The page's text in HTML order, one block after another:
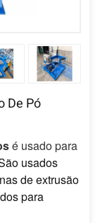
De Pó
é usado para
usados
de extrusão
​​para